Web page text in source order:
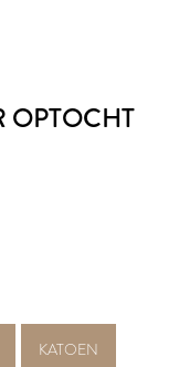
OPTOCHT
KATOEN